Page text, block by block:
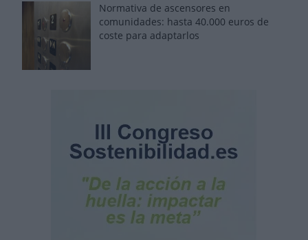
Normativa de ascensores en
comunidades: hasta 40.000 euros de
coste para adaptarlos